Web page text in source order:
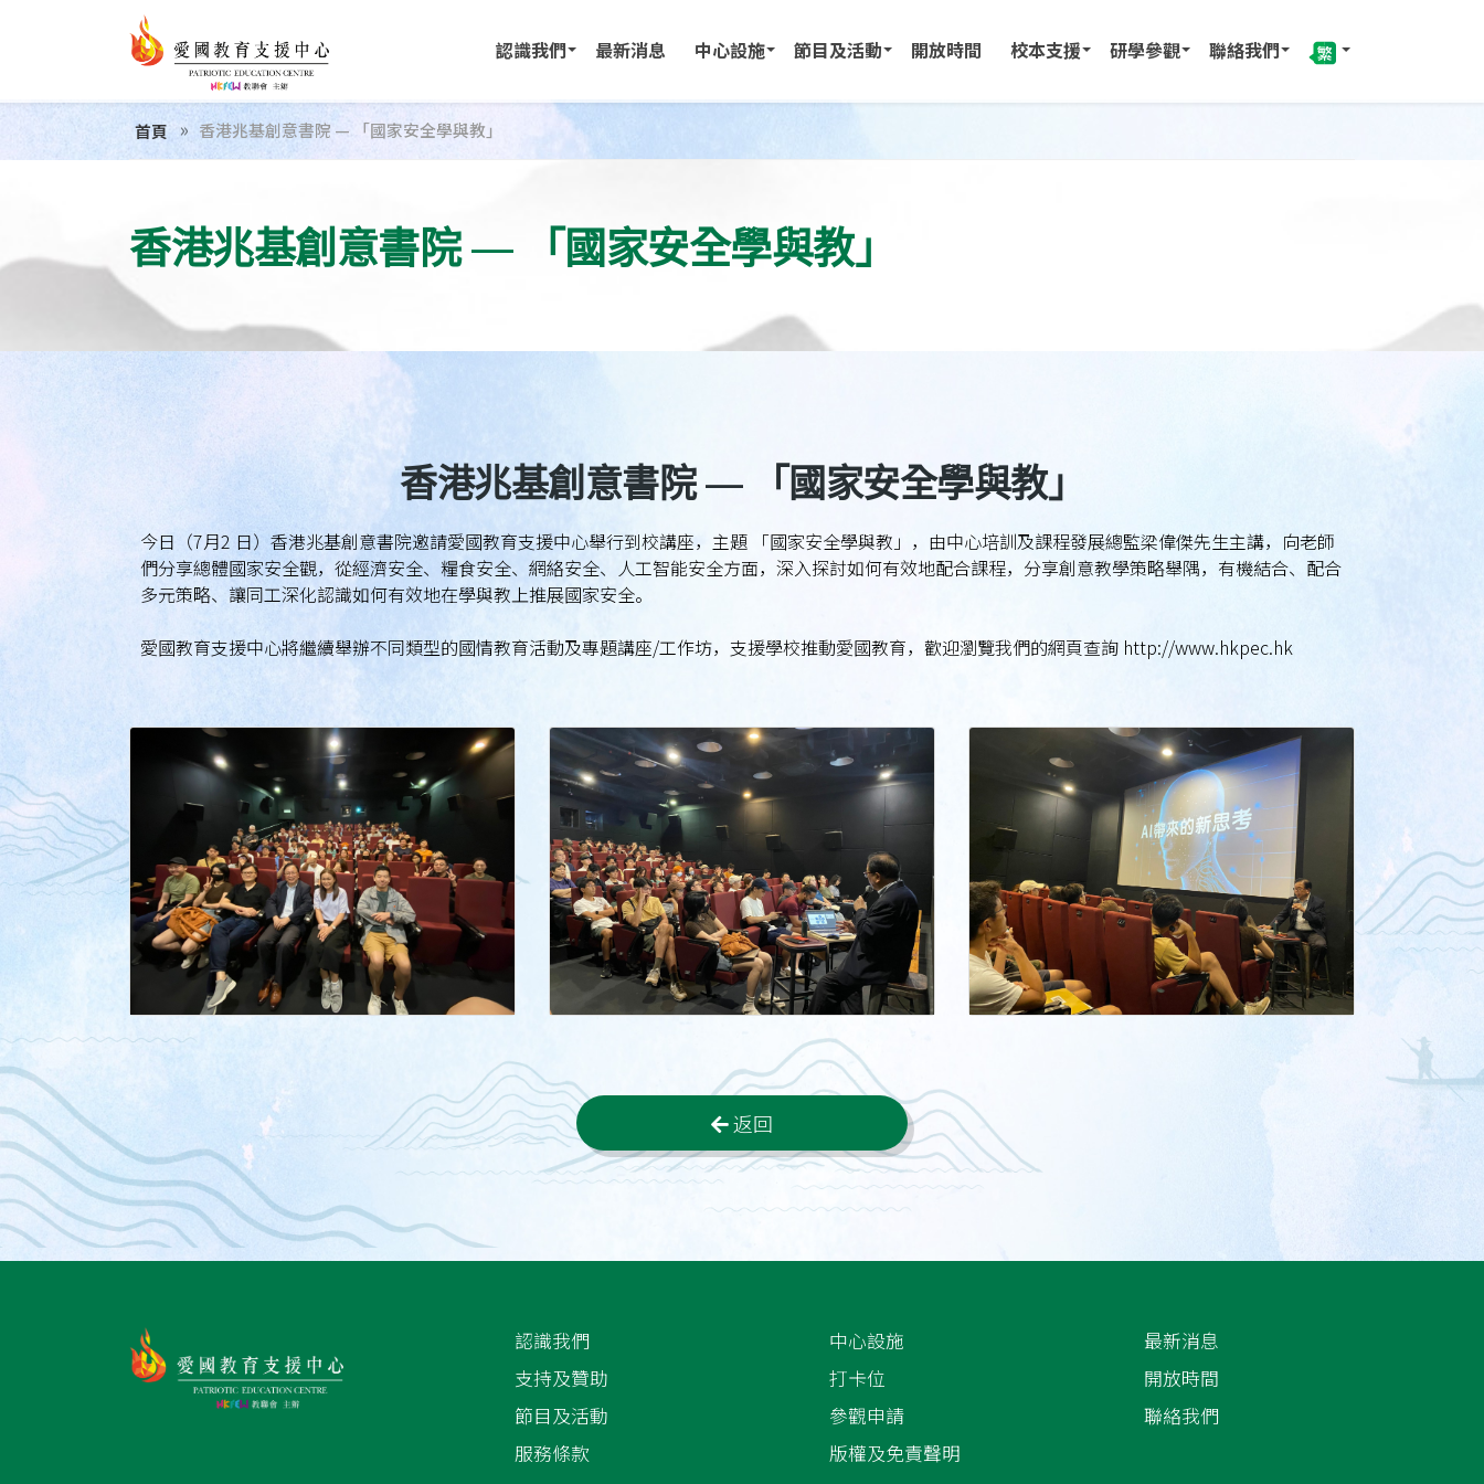
認識我們 最新消息 中心設施 節目及活動 開放時間 校本支援 研學參觀 聯絡我們
首頁 香港兆基創意書院 — 「國家安全學與教」
香港兆基創意書院 — 「國家安全學與教」
香港兆基創意書院 — 「國家安全學與教」
今日（7月2 日）香港兆基創意書院邀請愛國教育支援中心舉行到校講座，主題 「國家安全學與教」，由中心培訓及課程發展總監梁偉傑先生主講，向老師
們分享總體國家安全觀，從經濟安全、糧食安全、網絡安全、人工智能安全方面，深入探討如何有效地配合課程，分享創意教學策略舉隅，有機結合、配合
多元策略、讓同工深化認識如何有效地在學與教上推展國家安全。
愛國教育支援中心將繼續舉辦不同類型的國情教育活動及專題講座/工作坊，支援學校推動愛國教育，歡迎瀏覽我們的網頁查詢 http://www.hkpec.hk
返回
認識我們
支持及贊助
節目及活動
服務條款
中心設施
打卡位
參觀申請
版權及免責聲明
最新消息
開放時間
聯絡我們